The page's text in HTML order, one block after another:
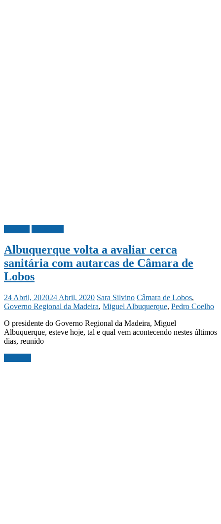
Albuquerque volta a avaliar cerca
sanitária com autarcas de Câmara de
Lobos
24 Abril, 202024 Abril, 2020 Sara Silvino Câmara de Lobos,
Governo Regional da Madeira, Miguel Albuquerque, Pedro Coelho
O presidente do Governo Regional da Madeira, Miguel
Albuquerque, esteve hoje, tal e qual vem acontecendo nestes últimos
dias, reunido